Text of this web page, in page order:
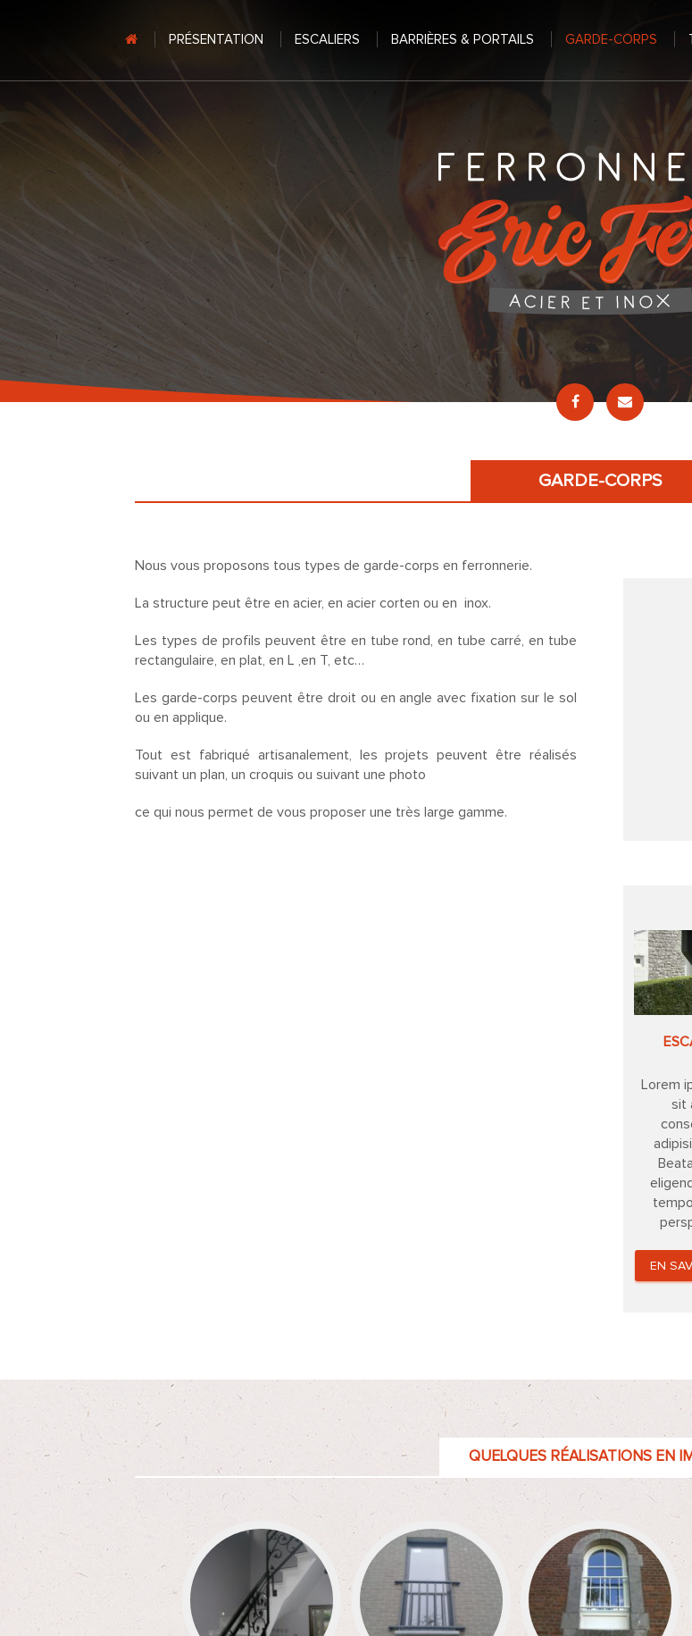
PRÉSENTATION ESCALIERS BARRIÈRES & PORTAILS GARDE-CORPS
GARDE-CORPS
Nous vous proposons tous types de garde-corps en ferronnerie.
La structure peut être en acier, en acier corten ou en inox.
Les types de profils peuvent être en tube rond, en tube carré, en tube
rectangulaire, en plat, en L ,en T, etc…
Les garde-corps peuvent être droit ou en angle avec fixation sur le sol
ou en applique.
Tout est fabriqué artisanalement, les projets peuvent être réalisés
suivant un plan, un croquis ou suivant une photo
ce qui nous permet de vous proposer une très large gamme.
Lorem
sit
EN
QUELQUES RÉALISATIONS EN